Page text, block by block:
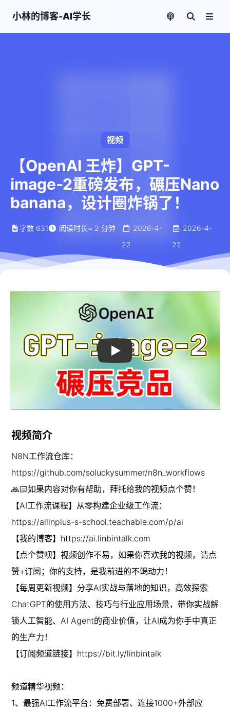
小林的博客-AI学长
视频
【OpenAI 王炸】GPT-
image-2重磅发布，碾压Nano
banana，设计圈炸锅了！
字数 631 阅读时长≈ 2 分钟
2026-4-
22
2026-4-
22
视频简介
N8N工作流仓库：
https://github.com/soluckysummer/n8n_workflows
🙏🏻如果内容对你有帮助，拜托给我的视频点个赞！
【AI工作流课程】从零构建企业级工作流：
https://ailinplus-s-school.teachable.com/p/ai
【我的博客】https://ai.linbintalk.com
【点个赞呗】视频创作不易，如果你喜欢我的视频，请点
赞+订阅；你的支持，是我前进的不竭动力！
【每周更新视频】分享AI实战与落地的知识，高效探索
ChatGPT的使用方法、技巧与行业应用场景，带你实战解
锁人工智能、AI Agent的商业价值，让AI成为你手中真正
的生产力！
【订阅频道链接】https://bit.ly/linbintalk
频道精华视频：
1、最强AI工作流平台：免费部署、连接1000+外部应